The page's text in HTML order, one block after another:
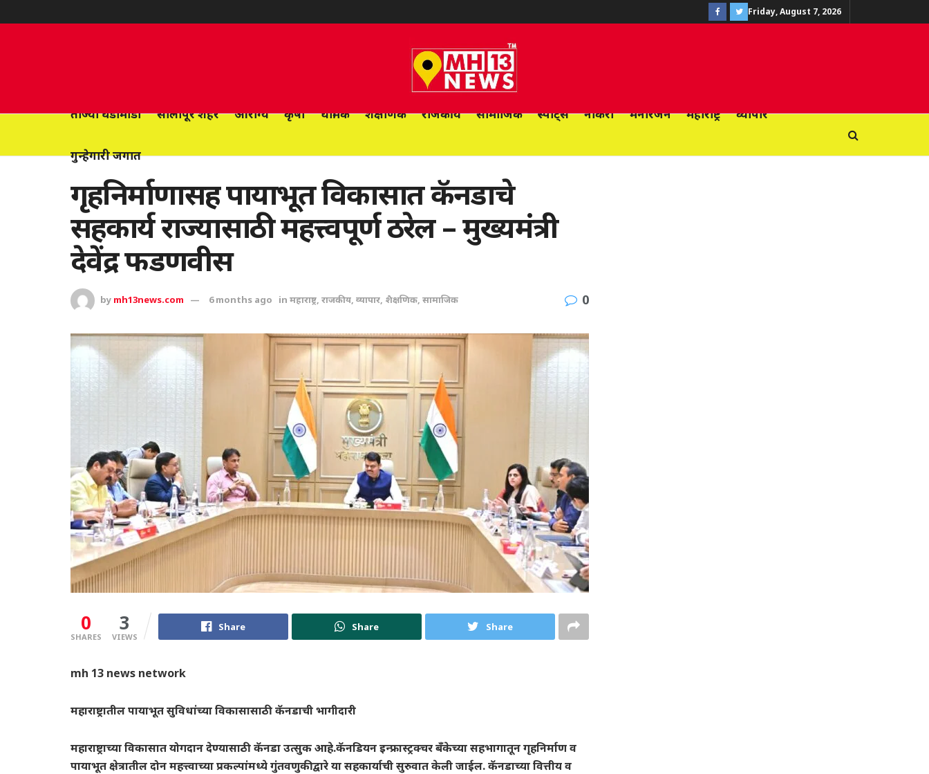
Friday, August 7, 2026
ताज्या घडामोडी सोलापूर शहर आरोग्य कृषी धार्मिक शैक्षणिक राजकीय सामाजिक स्पोर्ट्स नोकरी मनोरंजन महाराष्ट्र व्यापार
गुन्हेगारी जगात
गृहनिर्माणासह पायाभूत विकासात कॅनडाचे
सहकार्य राज्यासाठी महत्त्वपूर्ण ठरेल – मुख्यमंत्री
देवेंद्र फडणवीस
by mh13news.com 6 months ago in महाराष्ट्र, राजकीय, व्यापार, शैक्षणिक, सामाजिक 0
0
SHARES
3
VIEWS
Share Share Share
mh 13 news network
महाराष्ट्रातील पायाभूत सुविधांच्या विकासासाठी कॅनडाची भागीदारी
महाराष्ट्राच्या विकासात योगदान देण्यासाठी कॅनडा उत्सुक आहे.कॅनडियन इन्फ्रास्ट्रक्चर बँकेच्या सहभागातून गृहनिर्माण व
पायाभूत क्षेत्रातील दोन महत्त्वाच्या प्रकल्पांमध्ये गुंतवणुकीद्वारे या सहकार्याची सुरुवात केली जाईल. कॅनडाच्या वित्तीय व